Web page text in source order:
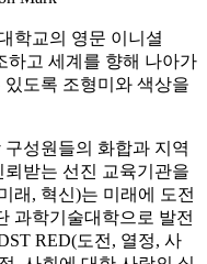
학교의 영문 이니셜
하고 세계를 향해 나아가
도록 조형미와 색상을
성원들의 화합과 지역
받는 선진 교육기관을
래, 혁신)는 미래에 도전
과학기술대학으로 발전
RED(도전, 열정, 사